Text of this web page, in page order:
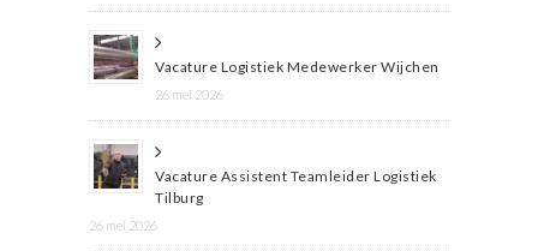
Vacature Logistiek Medewerker Wijchen
26 mei 2026
Vacature Assistent Teamleider Logistiek
Tilburg
26 mei 2026